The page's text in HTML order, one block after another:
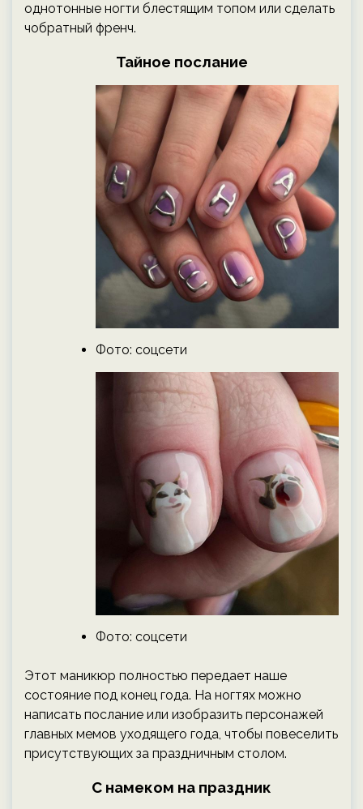
однотонные ногти блестящим топом или сделать
чобратный френч.
Тайное послание
Фото: соцсети
Фото: соцсети
Этот маникюр полностью передает наше
состояние под конец года. На ногтях можно
написать послание или изобразить персонажей
главных мемов уходящего года, чтобы повеселить
присутствующих за праздничным столом.
С намеком на праздник